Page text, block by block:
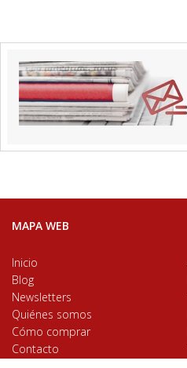
MAPA WEB
Inicio
Blog
Newsletters
Quiénes somos
Cómo comprar
Contacto